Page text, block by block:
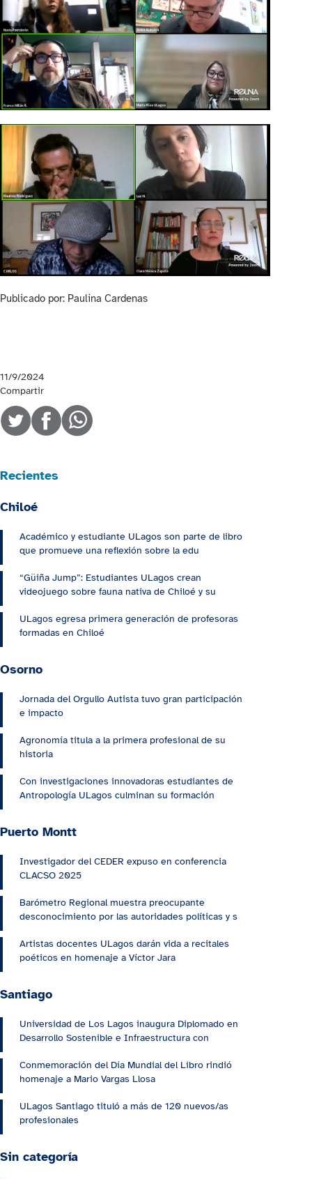
11/9/2024
Compartir
Recientes
Chiloé
Académico y estudiante ULagos son parte de libro
que promueve una reflexión sobre la edu
“Güiña Jump”: Estudiantes ULagos crean
videojuego sobre fauna nativa de Chiloé y su
ULagos egresa primera generación de profesoras
formadas en Chiloé
Osorno
Jornada del Orgullo Autista tuvo gran participación
e impacto
Agronomía titula a la primera profesional de su
historia
Con investigaciones innovadoras estudiantes de
Antropología ULagos culminan su formación
Puerto Montt
Investigador del CEDER expuso en conferencia
CLACSO 2025
Barómetro Regional muestra preocupante
desconocimiento por las autoridades políticas y s
Artistas docentes ULagos darán vida a recitales
poéticos en homenaje a Víctor Jara
Santiago
Universidad de Los Lagos inaugura Diplomado en
Desarrollo Sostenible e Infraestructura con
Conmemoración del Día Mundial del Libro rindió
homenaje a Mario Vargas Llosa
ULagos Santiago tituló a más de 120 nuevos/as
profesionales
Sin categoría
Publicado por: Paulina Cardenas